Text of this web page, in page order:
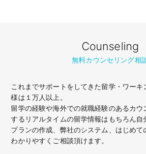
Counseling
無料カウンセリング相
これまでサポートをしてきた留学・ワーキ
様は１万人以上。
留学の経験や海外での就職経験のあるカ
するリアルタイムの留学情報はもちろん自
プランの作成、弊社のシステム、はじめて
わかりやすくご相談頂けます。